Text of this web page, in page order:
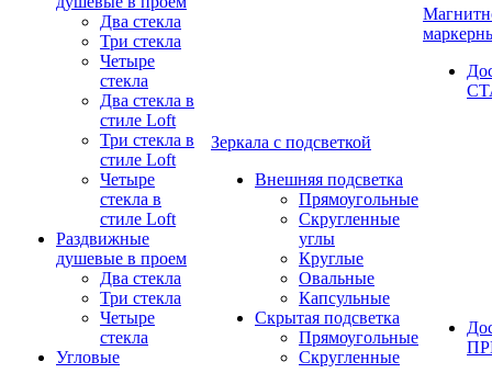
Два стекла
Три стекла
Четыре
стекла
Два стекла в
стиле Loft
Три стекла в
стиле Loft
Четыре
стекла в
стиле Loft
Раздвижные
душевые в проем
Два стекла
Три стекла
Четыре
стекла
Угловые
Зеркала с подсветкой
Внешняя подсветка
Прямоугольные
Скругленные
углы
Круглые
Овальные
Капсульные
Скрытая подсветка
Прямоугольные
Скругленные